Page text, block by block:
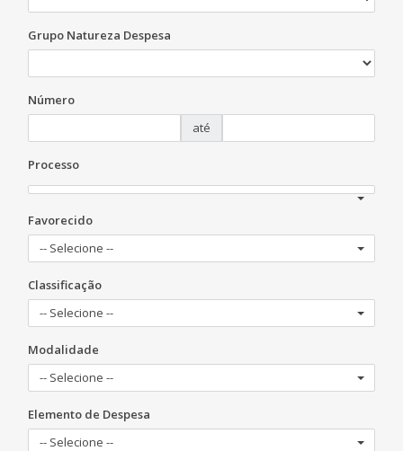
Grupo Natureza Despesa
Número
até
Processo
Favorecido
-- Selecione --
Classificação
-- Selecione --
Modalidade
-- Selecione --
Elemento de Despesa
-- Selecione --